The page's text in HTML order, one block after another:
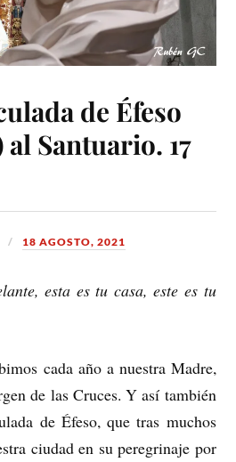
de Éfeso
Santuario. 17
18 AGOSTO, 2021
esta es tu casa, este es tu
cada año a nuestra Madre,
de las Cruces. Y así también
de Éfeso, que tras muchos
ciudad en su peregrinaje por